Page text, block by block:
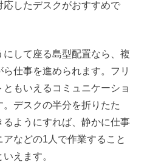
応したデスクがおすすめで
して座る島型配置なら、複
仕事を進められます。フリ
もいえるコミュニケーショ
デスクの半分を折りたた
ようにすれば、静かに仕事
などの1人で作業すること
えます。